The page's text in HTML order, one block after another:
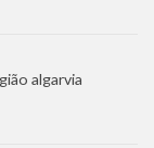
algarvia